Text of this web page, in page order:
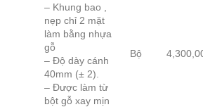
– Khung bao ,
nẹp chỉ 2 mặt
làm bằng nhựa
gỗ
– Độ dày cánh
40mm (± 2).
– Được làm từ
bột gỗ xay mịn
Bộ